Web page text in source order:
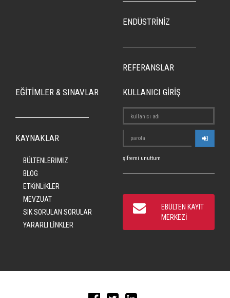
ENDÜSTRİNİZ
REFERANSLAR
EĞİTİMLER & SINAVLAR
KAYNAKLAR
BÜLTENLERİMİZ
BLOG
ETKİNLİKLER
MEVZUAT
SIK SORULAN SORULAR
YARARLI LİNKLER
KULLANICI GİRİŞ
şifremi unuttum
EBÜLTEN KAYIT
MERKEZİ